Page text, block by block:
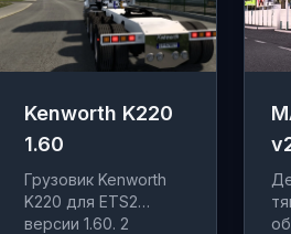
Kenworth K220
1.60
Грузовик Kenworth
K220 для ETS2
версии 1.60. 2